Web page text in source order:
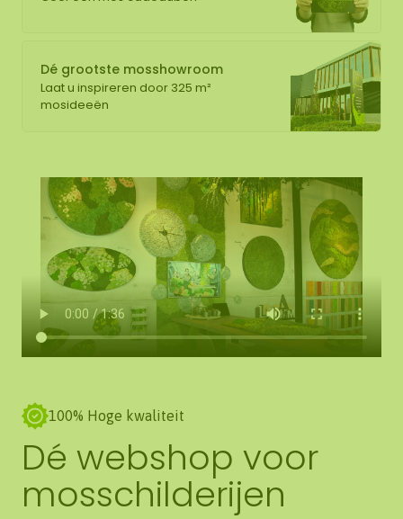
Dé grootste mosshowroom
Laat u inspireren door 325 m²
mosideeën
100% Hoge kwaliteit
Dé webshop voor
mosschilderijen